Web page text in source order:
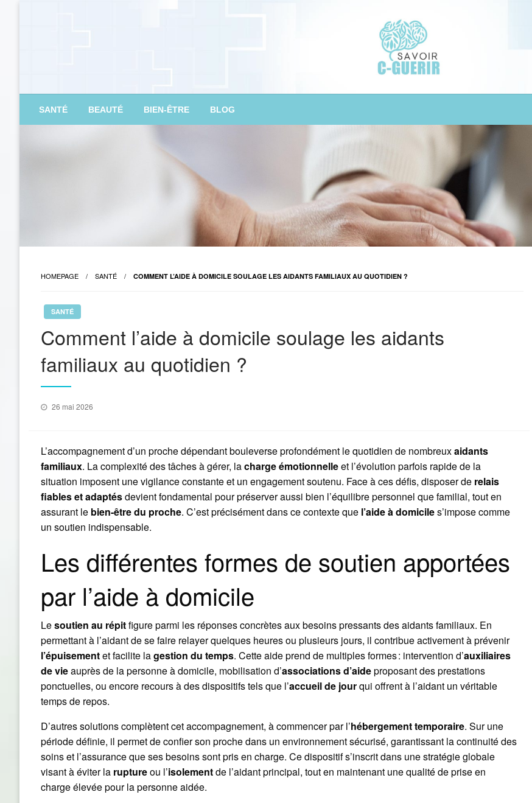
savoir-c-guerir.com
SANTÉ BEAUTÉ BIEN-ÊTRE BLOG
HOMEPAGE SANTÉ COMMENT L’AIDE À DOMICILE SOULAGE LES AIDANTS FAMILIAUX AU QUOTIDIEN ?
SANTÉ
Comment l’aide à domicile soulage les aidants
familiaux au quotidien ?
Posted
26 mai 2026
L’accompagnement d’un proche dépendant bouleverse profondément le quotidien de nombreuxaidants
familiaux. La complexité des tâches à gérer, lacharge émotionnelleet l’évolution parfois rapide de la
situation imposent une vigilance constante et un engagement soutenu. Face à ces défis, disposer de relais
fiables et adaptésdevient fondamental pour préserver aussi bien l’équilibre personnel que familial, tout en
assurant le bien-être du proche. C’est précisément dans ce contexte que l’aide à domiciles’impose comme
un soutien indispensable.
Les différentes formes de soutien apportées
par l’aide à domicile
Lesoutien au répitfigure parmi les réponses concrètes aux besoins pressants des aidants familiaux. En
permettant à l’aidant de se faire relayer quelques heures ou plusieurs jours, il contribue activement à prévenir
l’épuisementet facilite lagestion du temps. Cette aide prend de multiples formes : intervention d’auxiliaires
de vieauprès de la personne à domicile, mobilisation d’associations d’aideproposant des prestations
ponctuelles, ou encore recours à des dispositifs tels que l’accueil de jourqui offrent à l’aidant un véritable
temps de repos.
D’autres solutions complètent cet accompagnement, à commencer par l’hébergement temporaire. Sur une
période définie, il permet de confier son proche dans un environnement sécurisé, garantissant la continuité des
soins et l’assurance que ses besoins sont pris en charge. Ce dispositif s’inscrit dans une stratégie globale
visant à éviter la ruptureou l’isolementde l’aidant principal, tout en maintenant une qualité de prise en
charge élevée pour la personne aidée.